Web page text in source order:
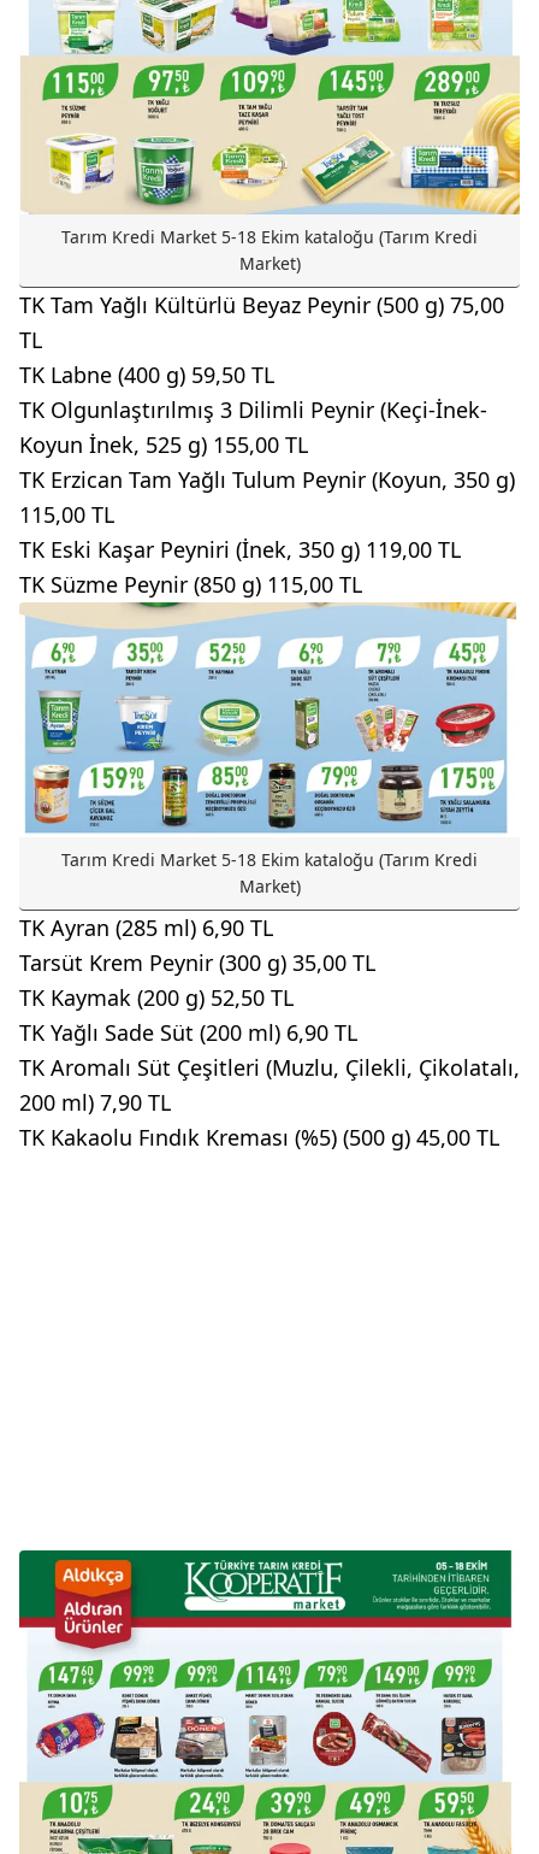
Tarım Kredi Market 5-18 Ekim kataloğu (Tarım Kredi
Market)
TK Tam Yağlı Kültürlü Beyaz Peynir (500 g) 75,00
TL
TK Labne (400 g) 59,50 TL
TK Olgunlaştırılmış 3 Dilimli Peynir (Keçi-İnek-
Koyun İnek, 525 g) 155,00 TL
TK Erzican Tam Yağlı Tulum Peynir (Koyun, 350 g)
115,00 TL
TK Eski Kaşar Peyniri (İnek, 350 g) 119,00 TL
TK Süzme Peynir (850 g) 115,00 TL
Tarım Kredi Market 5-18 Ekim kataloğu (Tarım Kredi
Market)
TK Ayran (285 ml) 6,90 TL
Tarsüt Krem Peynir (300 g) 35,00 TL
TK Kaymak (200 g) 52,50 TL
TK Yağlı Sade Süt (200 ml) 6,90 TL
TK Aromalı Süt Çeşitleri (Muzlu, Çilekli, Çikolatalı,
200 ml) 7,90 TL
TK Kakaolu Fındık Kreması (%5) (500 g) 45,00 TL